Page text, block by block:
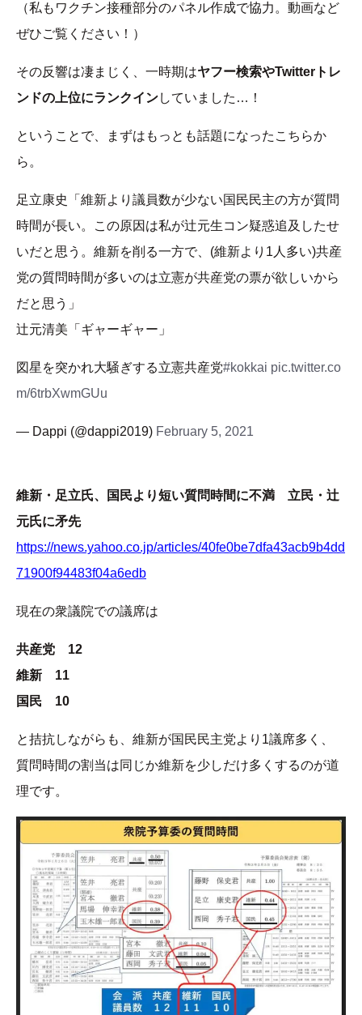
（私もワクチン接種部分のパネル作成で協力。動画など
ぜひご覧ください！）
その反響は凄まじく、一時期はヤフー検索やTwitterトレ
ンドの上位にランクインしていました…！
ということで、まずはもっとも話題になったこちらか
ら。
足立康史「維新より議員数が少ない国民民主の方が質問
時間が長い。この原因は私が辻元生コン疑惑追及したせ
いだと思う。維新を削る一方で、(維新より1人多い)共産
党の質問時間が多いのは立憲が共産党の票が欲しいから
だと思う」
辻元清美「ギャーギャー」
図星を突かれ大騒ぎする立憲共産党#kokkai pic.twitter.co
m/6trbXwmGUu
— Dappi (@dappi2019) February 5, 2021
維新・足立氏、国民より短い質問時間に不満 立民・辻
元氏に矛先
https://news.yahoo.co.jp/articles/40fe0be7dfa43acb9b4dd
71900f94483f04a6edb
現在の衆議院での議席は
共産党 12
維新 11
国民 10
と拮抗しながらも、維新が国民民主党より1議席多く、
質問時間の割当は同じか維新を少しだけ多くするのが道
理です。